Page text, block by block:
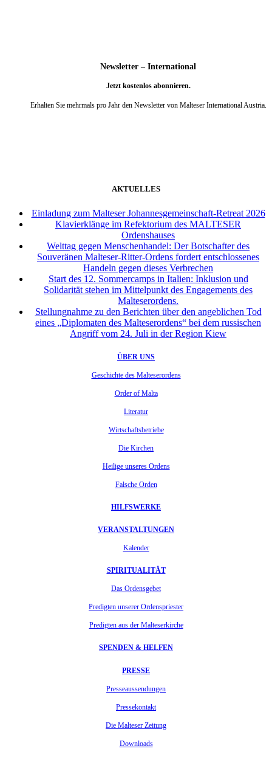
Newsletter – International
Jetzt kostenlos abonnieren.
Erhalten Sie mehrmals pro Jahr den Newsletter von Malteser International Austria.
AKTUELLES
Einladung zum Malteser Johannesgemeinschaft-Retreat 2026
Klavierklänge im Refektorium des MALTESER
Ordenshauses
Welttag gegen Menschenhandel: Der Botschafter des
Souveränen Malteser-Ritter-Ordens fordert entschlossenes
Handeln gegen dieses Verbrechen
Start des 12. Sommercamps in Italien: Inklusion und
Solidarität stehen im Mittelpunkt des Engagements des
Malteserordens.
Stellungnahme zu den Berichten über den angeblichen Tod
eines „Diplomaten des Malteserordens“ bei dem russischen
Angriff vom 24. Juli in der Region Kiew
ÜBER UNS
Geschichte des Malteserordens
Order of Malta
Literatur
Wirtschaftsbetriebe
Die Kirchen
Heilige unseres Ordens
Falsche Orden
HILFSWERKE
VERANSTALTUNGEN
Kalender
SPIRITUALITÄT
Das Ordensgebet
Predigten unserer Ordenspriester
Predigten aus der Malteserkirche
SPENDEN & HELFEN
PRESSE
Presseaussendungen
Pressekontakt
Die Malteser Zeitung
Downloads